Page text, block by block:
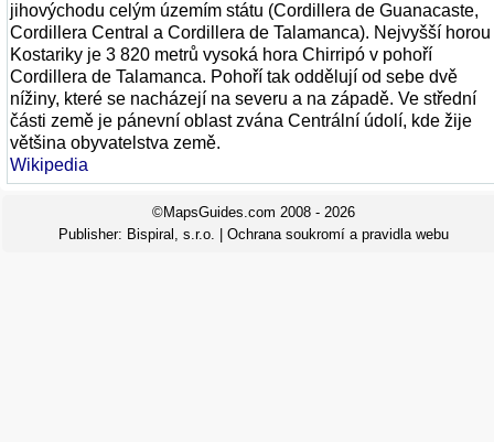
jihovýchodu celým územím státu (Cordillera de Guanacaste,
Cordillera Central a Cordillera de Talamanca). Nejvyšší horou
Kostariky je 3 820 metrů vysoká hora Chirripó v pohoří
Cordillera de Talamanca. Pohoří tak oddělují od sebe dvě
nížiny, které se nacházejí na severu a na západě. Ve střední
části země je pánevní oblast zvána Centrální údolí, kde žije
většina obyvatelstva země.
Wikipedia
©MapsGuides.com 2008 - 2026
Publisher: Bispiral, s.r.o. Ochrana soukromí a pravidla webu